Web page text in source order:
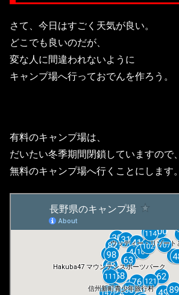
さて、今日はすごく天気が良い。
どこでも良いのだが、
変な人に間違われないように
キャンプ場へ行っておでんを作ろう。
有料のキャンプ場は、
だいたい冬季期間閉鎖していますので、
無料のキャンプ場へ行くことにします。